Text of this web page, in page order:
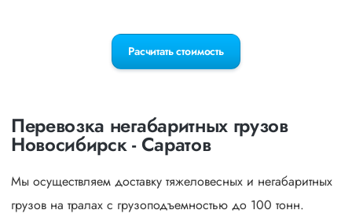
Расчитать стоимость
Перевозка негабаритных грузов
Новосибирск - Саратов
Мы осуществляем доставку тяжеловесных и негабаритных
грузов на тралах с грузоподъемностью до 100 тонн.